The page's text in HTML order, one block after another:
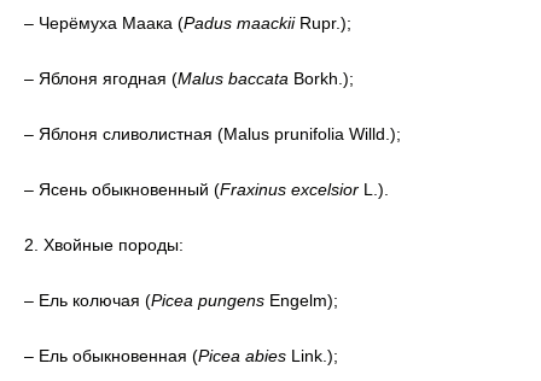
– Черёмуха Маака (Padus maackiiRupr.);
– Яблоня ягодная (Malus baccata Borkh.);
– Яблоня сливолистная (Malus prunifolia Willd.);
– Ясень обыкновенный (Fraxinus excelsior L.).
2. Хвойные породы:
– Ель колючая (Picea pungens Engelm);
– Ель обыкновенная (Picea abies Link.);